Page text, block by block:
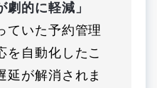
劇的に軽減」
ていた予約管理
を自動化したこ
延が解消されま